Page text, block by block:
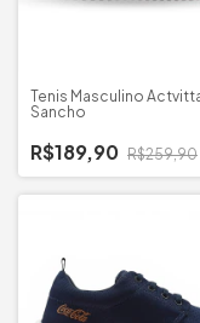
Tenis Masculino
Sancho
R$189,90 R$259,90